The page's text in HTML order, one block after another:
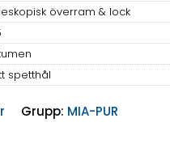
överram & lock
spetthål
Grupp: MIA-PUR